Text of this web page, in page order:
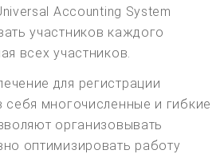
Accounting System
участников каждого
всех участников.
для регистрации
себя многочисленные и гибкие
организовывать
оптимизировать работу